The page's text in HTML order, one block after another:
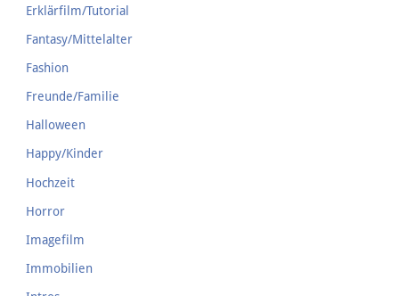
Erklärfilm/Tutorial
Fantasy/Mittelalter
Fashion
Freunde/Familie
Halloween
Happy/Kinder
Hochzeit
Horror
Imagefilm
Immobilien